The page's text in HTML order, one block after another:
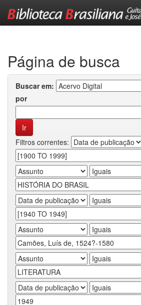
Página de busca
Buscar em:
por
Filtros correntes: